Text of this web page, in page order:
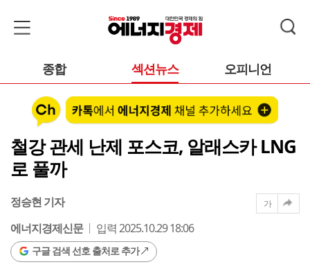
종합 섹션뉴스 오피니언
철강 관세 난제 포스코, 알래스카 LNG
로 풀까
정승현 기자
에너지경제신문
입력 2025.10.29 18:06
구글 검색 선호 출처로 추가
가